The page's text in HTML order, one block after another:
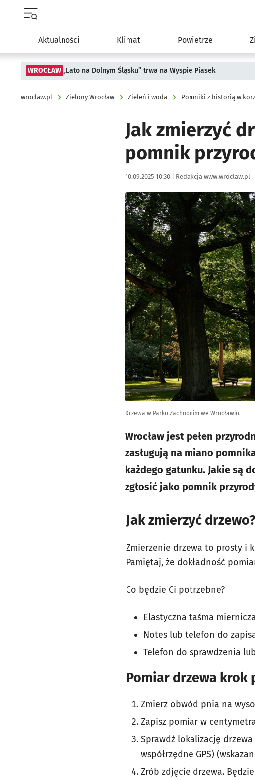
Aktualności Klimat Powietrze
WROCŁAW „Lato na Dolnym Śląsku” trwa na Wyspie Piasek
wroclaw.pl Zielony Wrocław Zieleń i woda Pomniki z historią w
Jak zmierzyć
pomnik
Data publikacji:
10.09.2025 10:30 | Autor:
Redakcja www.wroclaw.pl
Kliknij, aby powiększyć
Drzewa w Parku Zachodnim we Wrocławiu.
Wrocław jest pełen
zasługują na miano
każdego gatunku. Jakie są
zgłosić jako pomnik
Jak zmierzyć drzewo?
Zmierzenie drzewa to prosty i
Pamiętaj, że dokładność
Co będzie Ci potrzebne?
Elastyczna taśma miernicza
Notes lub telefon do
Telefon do sprawdzenia
Pomiar drzewa krok
Zmierz obwód pnia na
Zapisz pomiar w
Sprawdź lokalizację
współrzędne GPS)
Zrób zdjęcie drzewa.